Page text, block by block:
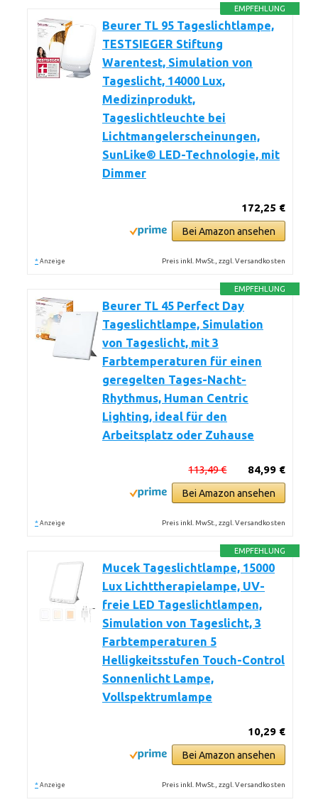
EMPFEHLUNG
Beurer TL 95 Tageslichtlampe,
TESTSIEGER Stiftung
Warentest, Simulation von
Tageslicht, 14000 Lux,
Medizinprodukt,
Tageslichtleuchte bei
Lichtmangelerscheinungen,
SunLike® LED-Technologie, mit
Dimmer
172,25 €
Bei Amazon ansehen
* Anzeige Preis inkl. MwSt., zzgl. Versandkosten
EMPFEHLUNG
Beurer TL 45 Perfect Day
Tageslichtlampe, Simulation
von Tageslicht, mit 3
Farbtemperaturen für einen
geregelten Tages-Nacht-
Rhythmus, Human Centric
Lighting, ideal für den
Arbeitsplatz oder Zuhause
84,99 €
113,49 €
Bei Amazon ansehen
* Anzeige Preis inkl. MwSt., zzgl. Versandkosten
EMPFEHLUNG
Mucek Tageslichtlampe, 15000
Lux Lichttherapielampe, UV-
freie LED Tageslichtlampen,
Simulation von Tageslicht, 3
Farbtemperaturen 5
Helligkeitsstufen Touch-Control
Sonnenlicht Lampe,
Vollspektrumlampe
10,29 €
Bei Amazon ansehen
* Anzeige Preis inkl. MwSt., zzgl. Versandkosten